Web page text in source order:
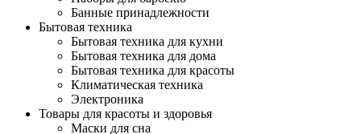
Банные принадлежности
Бытовая техника
Бытовая техника для кухни
Бытовая техника для дома
Бытовая техника для красоты
Климатическая техника
Электроника
Товары для красоты и здоровья
Маски для сна